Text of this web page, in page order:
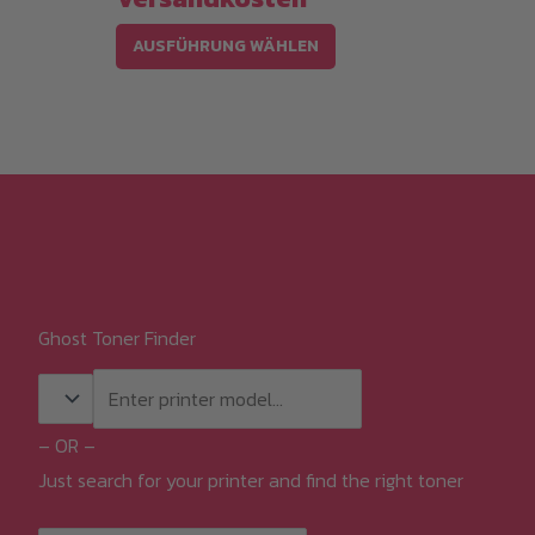
AUSFÜHRUNG WÄHLEN
Dieses
Produkt
der
werden
Ghost Toner Finder
– OR –
Just search for your printer and find the right toner